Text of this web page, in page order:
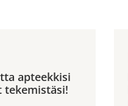
apteekkisi
tekemistäsi!